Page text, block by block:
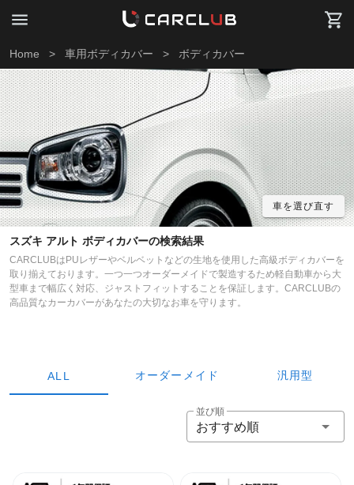
Home > 車用ボディカバー > ボディカバー
車を選び直す
スズキ アルト ボディカバーの検索結果
CARCLUBはPUレザーやベルベットなどの生地を使用した高級ボディカバーを
取り揃えております。一つ一つオーダーメイドで製造するため軽自動車から大
型車まで幅広く対応、ジャストフィットすることを保証します。CARCLUBの
高品質なカーカバーがあなたの大切なお車を守ります。
ALL オーダーメイド 汎用型
並び順
おすすめ順